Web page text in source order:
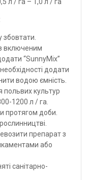
збовтати.
включеним
“SunnyMix”
додати
водою ємність.
польвих культур
1200 л / га.
протягом доби.
препарат з
або
санітарно-